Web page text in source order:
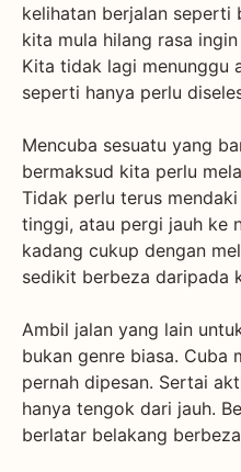
kelihatan berjalan seperti
kita mula hilang rasa
Kita tidak lagi menunggu
seperti hanya perlu
Mencuba sesuatu yang
bermaksud kita perlu
Tidak perlu terus
tinggi, atau pergi jauh ke
kadang cukup dengan
sedikit berbeza daripada
Ambil jalan yang lain
bukan genre biasa. Cuba
pernah dipesan. Sertai
hanya tengok dari jauh.
berlatar belakang